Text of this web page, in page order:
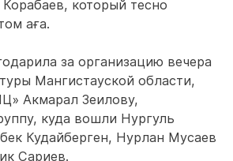
который тесно
аға.
за организацию вечера
Мангистауской области,
Акмарал Зеилову,
куда вошли Нургуль
Кудайберген, Нурлан Мусаев
Сариев.